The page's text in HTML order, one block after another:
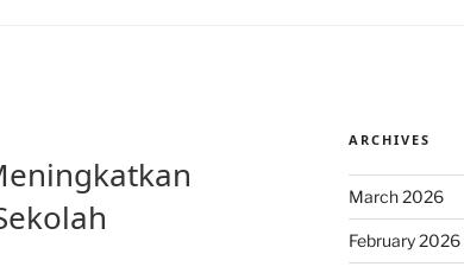
ARCHIVES
March 2026
February 2026